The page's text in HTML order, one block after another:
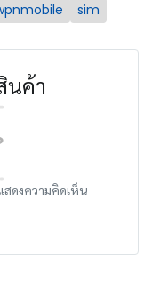
sim
นค้า
ดงความคิดเห็น